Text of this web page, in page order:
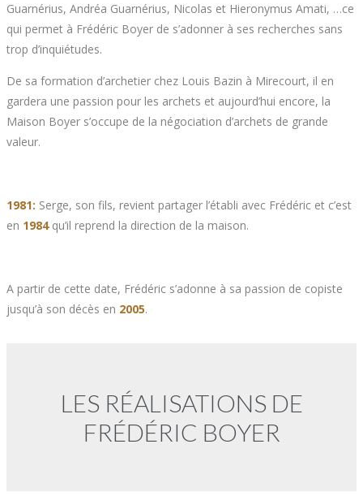
Guarnérius, Andréa Guarnérius, Nicolas et Hieronymus Amati, …ce
qui permet à Frédéric Boyer de s’adonner à ses recherches sans
trop d’inquiétudes.
De sa formation d’archetier chez Louis Bazin à Mirecourt, il en
gardera une passion pour les archets et aujourd’hui encore, la
Maison Boyer s’occupe de la négociation d’archets de grande
valeur.
1981: Serge, son fils, revient partager l’établi avec Frédéric et c’est
en 1984qu’il reprend la direction de la maison.
A partir de cette date, Frédéric s’adonne à sa passion de copiste
jusqu’à son décès en 2005.
LES RÉALISATIONS DE
FRÉDÉRIC BOYER